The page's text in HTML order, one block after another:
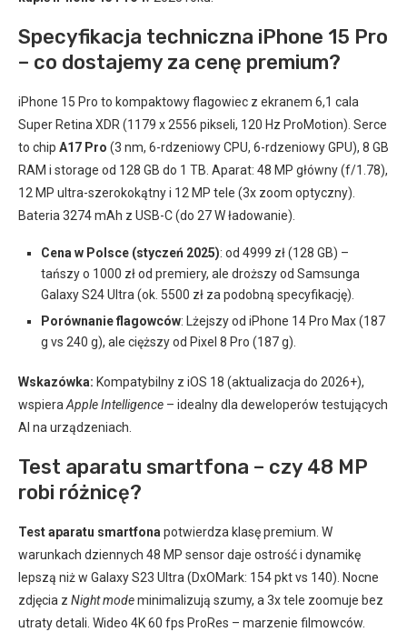
Specyfikacja techniczna iPhone 15 Pro
– co dostajemy za cenę premium?
iPhone 15 Pro to kompaktowy flagowiec z ekranem 6,1 cala
Super Retina XDR (1179 x 2556 pikseli, 120 Hz ProMotion). Serce
to chip A17 Pro (3 nm, 6-rdzeniowy CPU, 6-rdzeniowy GPU), 8 GB
RAM i storage od 128 GB do 1 TB. Aparat: 48 MP główny (f/1.78),
12 MP ultra-szerokokątny i 12 MP tele (3x zoom optyczny).
Bateria 3274 mAh z USB-C (do 27 W ładowanie).
Cena w Polsce (styczeń 2025): od 4999 zł (128 GB) –
tańszy o 1000 zł od premiery, ale droższy od Samsunga
Galaxy S24 Ultra (ok. 5500 zł za podobną specyfikację).
Porównanie flagowców: Lżejszy od iPhone 14 Pro Max (187
g vs 240 g), ale cięższy od Pixel 8 Pro (187 g).
Wskazówka: Kompatybilny z iOS 18 (aktualizacja do 2026+),
wspiera Apple Intelligence – idealny dla deweloperów testujących
AI na urządzeniach.
Test aparatu smartfona – czy 48 MP
robi różnicę?
Test aparatu smartfona potwierdza klasę premium. W
warunkach dziennych 48 MP sensor daje ostrość i dynamikę
lepszą niż w Galaxy S23 Ultra (DxOMark: 154 pkt vs 140). Nocne
zdjęcia z Night modeminimalizują szumy, a 3x tele zoomuje bez
utraty detali. Wideo 4K 60 fps ProRes – marzenie filmowców.